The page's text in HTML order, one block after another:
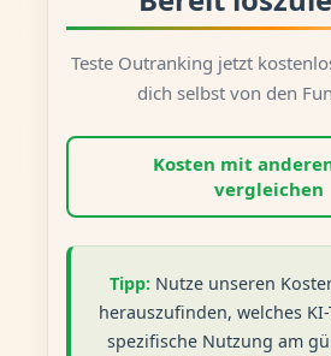
Teste Outranking jetzt
dich selbst von den
Kosten mit
vergleichen
Tipp: Nutze unseren
herauszufinden, welches
spezifische Nutzung am